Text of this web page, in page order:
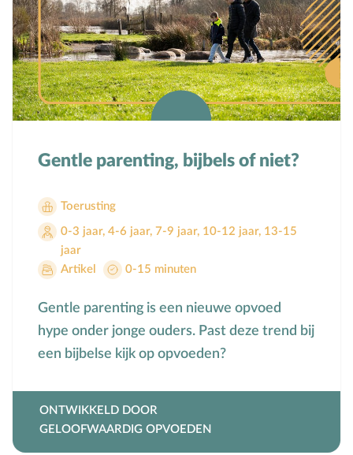
Gentle parenting, bijbels of niet?
Toerusting
0-3 jaar, 4-6 jaar, 7-9 jaar, 10-12 jaar, 13-15
jaar
Artikel
0-15 minuten
Gentle parenting is een nieuwe opvoed
hype onder jonge ouders. Past deze trend bij
een bijbelse kijk op opvoeden?
ONTWIKKELD DOOR
GELOOFWAARDIG OPVOEDEN